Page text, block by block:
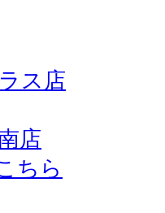
ス店
店
ちら